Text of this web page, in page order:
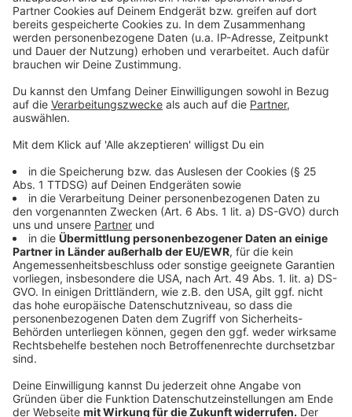
Die Integration von KI in den Schulalltag sieht Feller
als unvermeidlich und notwendig. "Früher hat die Oma
bei den Hausaufgaben geholfen, jetzt ist es der GPT",
sagt sie mit einem Augenzwinkern. Wichtig sei es,
Schüler auf die Arbeitswelt von morgen vorzubereiten,
in der KI eine zentrale Rolle spielen wird. Schulen
sollen daher Kompetenzen im Umgang mit KI
minimieren.
Anzeige
Handyverbot: Keine pauschalen Regelungen
Anzeige
Ein generelles Handyverbot, wie es in anderen
Bundesländern diskutiert wird, lehnt die Ministerin ab.
„Das ist von Schulform zu Schulform unterschiedlich“,
betont Feller. Statt pauschaler Verbote setzt sie auf